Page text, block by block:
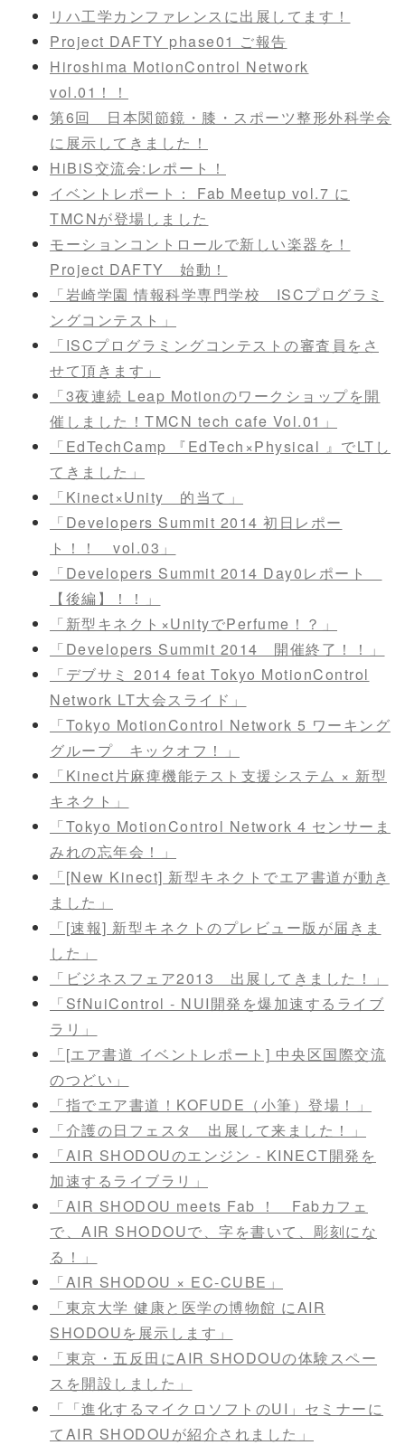
リハ工学カンファレンスに出展してます！
Project DAFTY phase01 ご報告
Hiroshima MotionControl Network
vol.01！！
第6回 日本関節鏡・膝・スポーツ整形外科学会
に展示してきました！
HiBiS交流会:レポート！
イベントレポート： Fab Meetup vol.7 に
TMCNが登場しました
モーションコントロールで新しい楽器を！
Project DAFTY 始動！
「岩崎学園 情報科学専門学校 ISCプログラミ
ングコンテスト」
「ISCプログラミングコンテストの審査員をさ
せて頂きます」
「3夜連続 Leap Motionのワークショップを開
催しました！TMCN tech cafe Vol.01」
「EdTechCamp 『EdTech×Physical 』でLTし
てきました」
「Kinect×Unity 的当て」
「Developers Summit 2014 初日レポー
ト！！ vol.03」
「Developers Summit 2014 Day0レポート
【後編】！！」
「新型キネクト×UnityでPerfume！？」
「Developers Summit 2014 開催終了！！」
「デブサミ 2014 feat Tokyo MotionControl
Network LT大会スライド」
「Tokyo MotionControl Network 5 ワーキング
グループ キックオフ！」
「Kinect片麻痺機能テスト支援システム × 新型
キネクト」
「Tokyo MotionControl Network 4 センサーま
みれの忘年会！」
「[New Kinect] 新型キネクトでエア書道が動き
ました」
「[速報] 新型キネクトのプレビュー版が届きま
した」
「ビジネスフェア2013 出展してきました！」
「SfNuiControl - NUI開発を爆加速するライブ
ラリ」
「[エア書道 イベントレポート] 中央区国際交流
のつどい」
「指でエア書道！KOFUDE（小筆）登場！」
「介護の日フェスタ 出展して来ました！」
「AIR SHODOUのエンジン - KINECT開発を
加速するライブラリ」
「AIR SHODOU meets Fab ！ Fabカフェ
で、AIR SHODOUで、字を書いて、彫刻にな
る！」
「AIR SHODOU × EC-CUBE」
「東京大学 健康と医学の博物館 にAIR
SHODOUを展示します」
「東京・五反田にAIR SHODOUの体験スペー
スを開設しました」
「「進化するマイクロソフトのUI」セミナーに
てAIR SHODOUが紹介されました」